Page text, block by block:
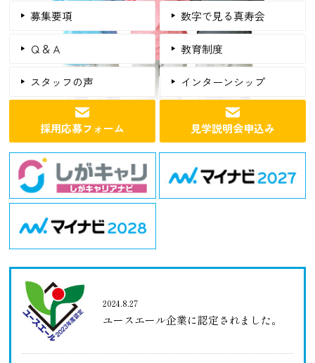
募集要項 数字で見る真寿会
Ｑ＆Ａ 教育制度
スタッフの声 インターンシップ
採用応募フォーム 見学説明会申込み
2024.8.27
ユースエール企業に認定されました。